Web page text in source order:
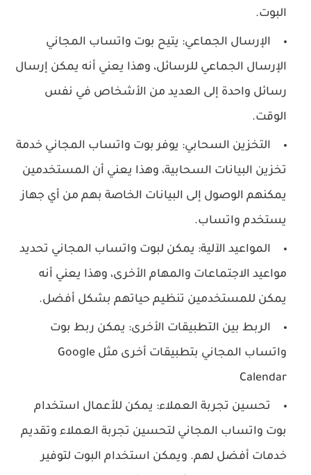
البوت.
الإرسال الجماعي: يتيح بوت واتساب المجاني
الإرسال الجماعي للرسائل، وهذا يعني أنه يمكن إرسال
رسائل واحدة إلى العديد من الأشخاص في نفس
الوقت.
التخزين السحابي: يوفر بوت واتساب المجاني خدمة
تخزين البيانات السحابية، وهذا يعني أن المستخدمين
يمكنهم الوصول إلى البيانات الخاصة بهم من أي جهاز
يستخدم واتساب.
المواعيد الآلية: يمكن لبوت واتساب المجاني تحديد
مواعيد الاجتماعات والمهام الأخرى، وهذا يعني أنه
يمكن للمستخدمين تنظيم حياتهم بشكل أفضل.
الربط بين التطبيقات الأخرى: يمكن ربط بوت
واتساب المجاني بتطبيقات أخرى مثل Google
Calendar
تحسين تجربة العملاء: يمكن للأعمال استخدام
بوت واتساب المجاني لتحسين تجربة العملاء وتقديم
خدمات أفضل لهم. ويمكن استخدام البوت لتوفير